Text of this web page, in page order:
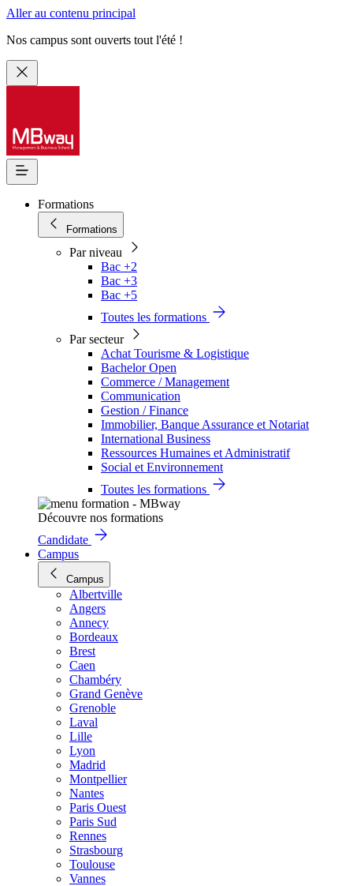
Aller au contenu principal
Nos campus sont ouverts tout l'été !
Formations
Formations
Par niveau
Bac +2
Bac +3
Bac +5
Toutes les formations
Par secteur
Achat Tourisme & Logistique
Bachelor Open
Commerce / Management
Communication
Gestion / Finance
Immobilier, Banque Assurance et Notariat
International Business
Ressources Humaines et Administratif
Social et Environnement
Toutes les formations
Découvre nos formations
Candidate
Campus
Campus
Albertville
Angers
Annecy
Bordeaux
Brest
Caen
Chambéry
Grand Genève
Grenoble
Laval
Lille
Lyon
Madrid
Montpellier
Nantes
Paris Ouest
Paris Sud
Rennes
Strasbourg
Toulouse
Vannes